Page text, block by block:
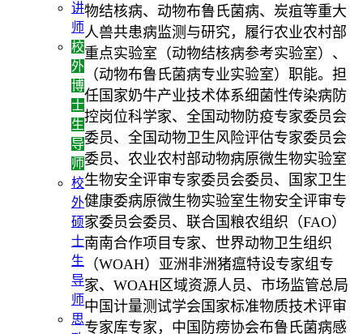
讲
师
校
外
博
士
生
导
师
校
外
硕
士
生
导
师
思
物结核病、动物布鲁氏菌病、炭疽等重大
人兽共患病监测与研究，履行农业农村部
重点实验室（动物结核病参考实验室）、
（动物布鲁氏菌病专业实验室）职能。担
任国家奶牛产业技术体系细菌性传染病防
控岗位科学家、全国动物防疫专家委员会
委员、全国动物卫生风险评估专家委员会
委员、农业农村部动物病原微生物实验室
生物安全评审专家委员会委员、国家卫生
健康委病原微生物实验室生物安全评审专
家委员会委员、联合国粮农组织（FAO）
南南合作项目专家、世界动物卫生组织
（WOAH）亚洲非洲猪瘟特设专家组专
家、WOAH区域资源人员、市场监管总局
中国计量测试学会国家标准物质技术评审
专家库专家，中国防痨协会布鲁氏菌病感